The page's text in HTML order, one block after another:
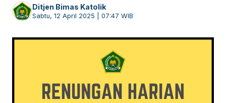
Ditjen Bimas Katolik
Sabtu, 12 April 2025 | 07:47 WIB